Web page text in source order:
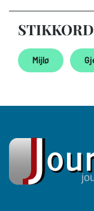
STIKKORD
Mijlø